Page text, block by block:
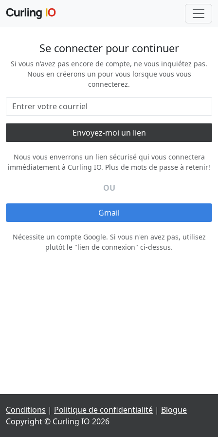
Se connecter pour continuer
Si vous n'avez pas encore de compte, ne vous inquiétez pas.
Nous en créerons un pour vous lorsque vous vous
connecterez.
Nous vous enverrons un lien sécurisé qui vous connectera
immédiatement à Curling IO. Plus de mots de passe à retenir!
OU
Gmail
Nécessite un compte Google. Si vous n'en avez pas, utilisez
plutôt le "lien de connexion" ci‑dessus.
Conditions | Politique de confidentialité | Blogue
Copyright © Curling IO 2026